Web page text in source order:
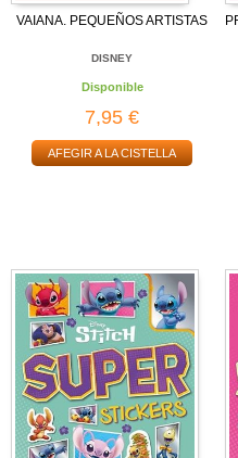
VAIANA. PEQUEÑOS ARTISTAS
DISNEY
Disponible
7,95 €
AFEGIR A LA CISTELLA